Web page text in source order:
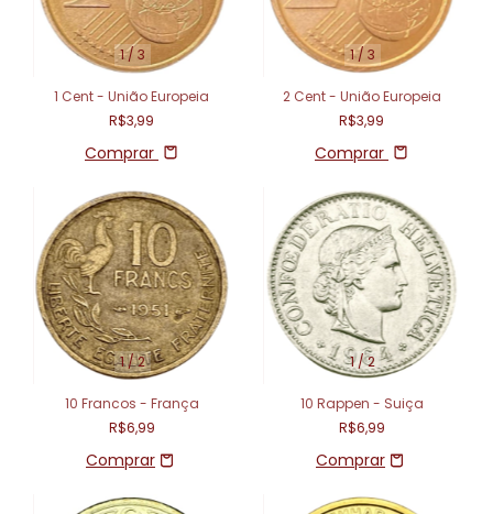
1/ 3
1 Cent - União Europeia
R$3,99
Comprar
1/ 3
2 Cent - União Europeia
R$3,99
Comprar
1/2
10 Francos - França
R$6,99
1/2
10 Rappen - Suiça
R$6,99